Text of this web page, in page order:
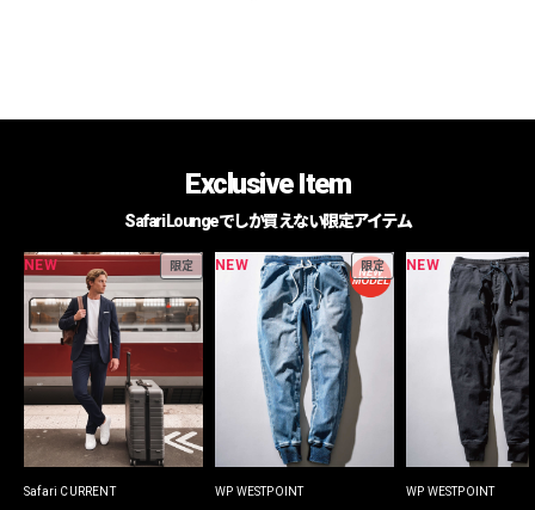
Exclusive Item
Safari Loungeでしか買えない限定アイテム
NEW 限定
Safari CURRENT
NEW 限定
WP WESTPOINT
NEW
WP WESTPOINT